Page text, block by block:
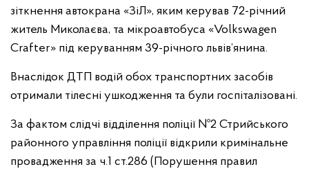
зіткнення автокрана «ЗіЛ», яким керував 72-річний
житель Миколаєва, та мікроавтобуса «Volkswagen
Crafter» під керуванням 39-річного львів’янина.
Внаслідок ДТП водій обох транспортних засобів
отримали тілесні ушкодження та були госпіталізовані.
За фактом слідчі відділення поліції №2 Стрийського
районного управління поліції відкрили кримінальне
провадження за ч.1 ст.286 (Порушення правил